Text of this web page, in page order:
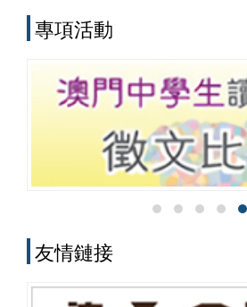
專項活動
友情鏈接